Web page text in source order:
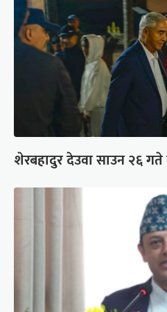
शेरबहादुर देउवा साउन २६